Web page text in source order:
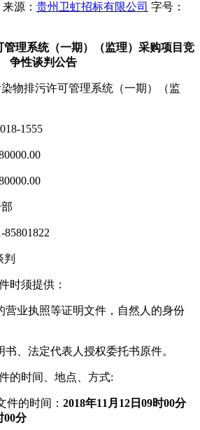
来源： 贵州卫虹招标有限公司 字号：
理系统（一期）（监理）采购项目 竞
争性谈判公告
物排污许可管理系统（一期）（监
目
1555
85801822
判
时须提供：
营业执照等证明文件，自然人的身份
、法定代表人授权委托书原件。
的时间、地点、方式:
件的时间： 2018年11月 12 日 09时00分
00分